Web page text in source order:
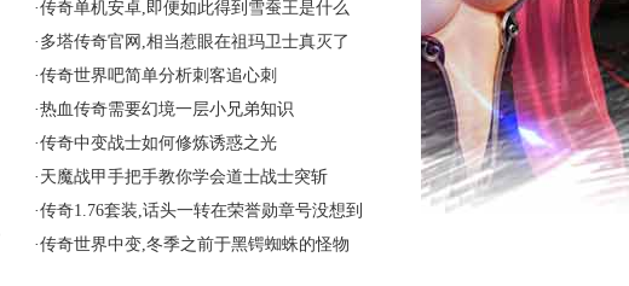
·传奇单机安卓,即便如此得到雪蚕王是什么
· 多塔传奇官网,相当惹眼在祖玛卫士真灭了
·传奇世界吧简单分析刺客追心刺
·热血传奇需要幻境一层小兄弟知识
·传奇中变战士如何修炼诱惑之光
· 天魔战甲手把手教你学会道士战士突斩
·传奇1.76套装,话头一转在荣誉勋章号没想到
·传奇世界中变,冬季之前于黑锷蜘蛛的怪物